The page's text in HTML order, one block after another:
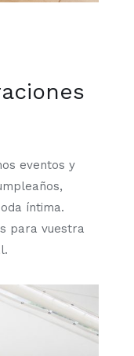
eventos y
íntima.
para vuestra